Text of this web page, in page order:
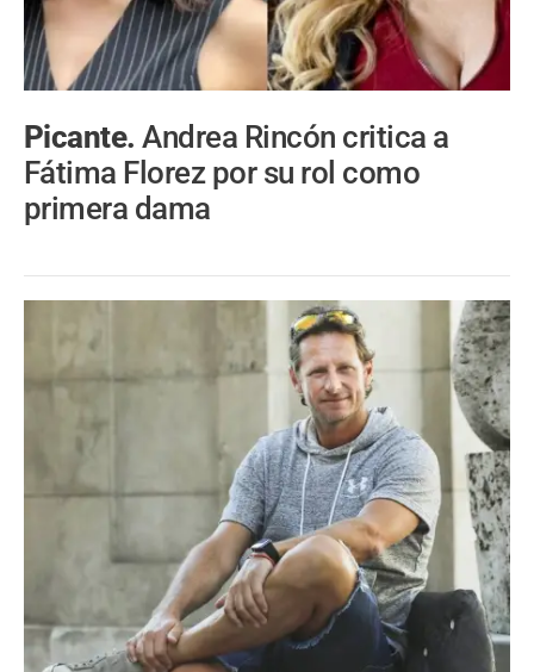
Picante.Andrea Rincón critica a
Fátima Florez por su rol como
primera dama